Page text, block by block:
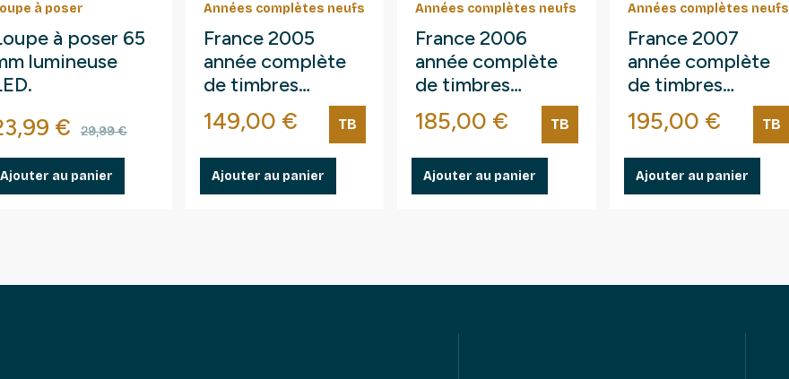
à poser
à poser 65
lumineuse
€ Prix de base
29,99 €
Ajouter au panier
Années complètes neufs
France 2005
année complète
de timbres
neufs**.
Prix
149,00 € TB
Ajouter au panier
Années complètes neufs
France 2006
année complète
de timbres
neufs**.
Prix
185,00 € TB
Ajouter au panier
Années complètes neufs
France 2007
année complète
de timbres
neufs**.
Prix
195,00 € TB
Ajouter au panier